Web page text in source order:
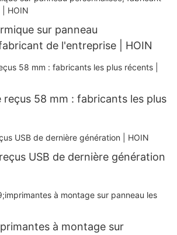
sur panneau
de l'entreprise | HOIN
reçus 58 mm : fabricants les plus
USB de dernière génération
à montage sur